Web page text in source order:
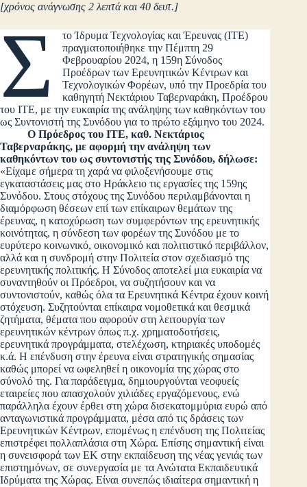
[χρόνος ανάγνωσης 2 λεπτά και 40 δευτ.]
Σ
το Ίδρυμα Τεχνολογίας και Έρευνας (ΙΤΕ)
πραγματοποιήθηκε την Πέμπτη 29
Φεβρουαρίου 2024, η 159η Σύνοδος
Προέδρων των Ερευνητικών Κέντρων και
Τεχνολογικών Φορέων, υπό την Προεδρία του
καθηγητή Νεκτάριου Ταβερναράκη, Προέδρου
του ΙΤΕ, με την ευκαιρία της ανάληψης των καθηκόντων του
ως Συντονιστή της Συνόδου για το πρώτο εξάμηνο του 2024.
Ο Πρόεδρος του ΙΤΕ, καθ. Νεκτάριος
Ταβερναράκης, με αφορμή την ανάληψη των
καθηκόντων του ως συντονιστής της Συνόδου, δήλωσε:
«Είχαμε σήμερα τη χαρά να φιλοξενήσουμε στις
εγκαταστάσεις μας στο Ηράκλειο τις εργασίες της 159ης
Συνόδου. Στους στόχους της Συνόδου περιλαμβάνονται η
διαμόρφωση θέσεων επί των επίκαιρων θεμάτων της
έρευνας, η κατοχύρωση των συμφερόντων της ερευνητικής
κοινότητας, η σύνδεση των φορέων της Συνόδου με το
ευρύτερο κοινωνικό, οικονομικό και πολιτιστικό περιβάλλον,
αλλά και η συνδρομή στην Πολιτεία στον σχεδιασμό της
ερευνητικής πολιτικής. Η Σύνοδος αποτελεί μια ευκαιρία να
συναντηθούν οι Πρόεδροι, να συζητήσουν και να
συντονιστούν, καθώς όλα τα Ερευνητικά Κέντρα έχουν κοινή
στόχευση. Συζητούνται επίκαιρα νομοθετικά και θεσμικά
ζητήματα, θέματα που αφορούν στη λειτουργία των
ερευνητικών κέντρων όπως π.χ. χρηματοδοτήσεις,
ερευνητικά προγράμματα, στελέχωση, κτηριακές υποδομές
κ.ά. Η επένδυση στην έρευνα είναι στρατηγικής σημασίας
καθώς μπορεί να ωφεληθεί η οικονομία της χώρας στο
σύνολό της. Για παράδειγμα, δημιουργούνται νεοφυείς
εταιρείες που απασχολούν χιλιάδες εργαζόμενους, ενώ
παράλληλα έχουν έρθει στη χώρα δισεκατομμύρια ευρώ από
ανταγωνιστικά προγράμματα, μέσα από τις δράσεις των
Ερευνητικών Κέντρων, επομένως η επένδυση της Πολιτείας
επιστρέφει πολλαπλάσια στη Χώρα. Επίσης σημαντική είναι
η συνεισφορά των ΕΚ στην εκπαίδευση της νέας γενιάς των
επιστημόνων, σε συνεργασία με τα Ανώτατα Εκπαιδευτικά
Ιδρύματα της Χώρας. Είναι συνεπώς ιδιαίτερα σημαντική η